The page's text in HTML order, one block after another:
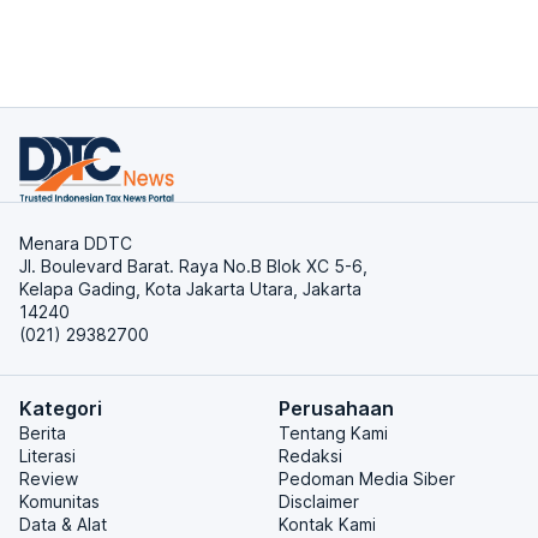
Menara DDTC
Jl. Boulevard Barat. Raya No.B Blok XC 5-6,
Kelapa Gading, Kota Jakarta Utara, Jakarta
14240
(021) 29382700
Kategori
Berita
Literasi
Review
Komunitas
Data & Alat
Perusahaan
Tentang Kami
Redaksi
Pedoman Media Siber
Disclaimer
Kontak Kami